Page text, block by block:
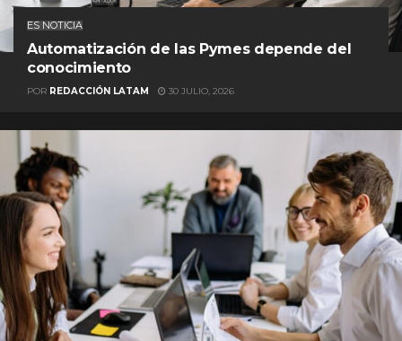
ES NOTICIA
Automatización de las Pymes depende del
conocimiento
POR REDACCIÓN LATAM 30 JULIO, 2026